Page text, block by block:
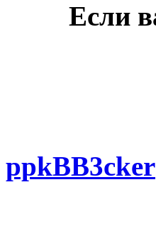
Если
ppkBB3cker